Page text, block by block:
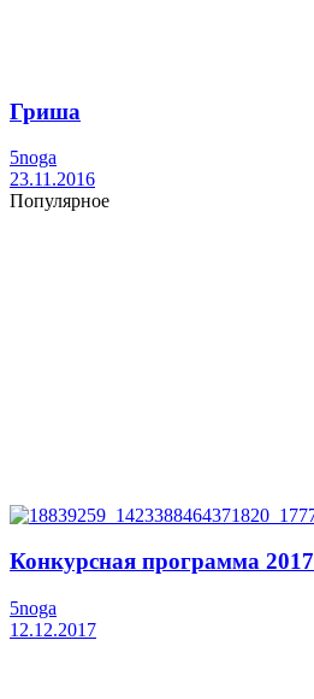
Гриша
5noga
23.11.2016
Популярное
Конкурсная программа 2017
5noga
12.12.2017